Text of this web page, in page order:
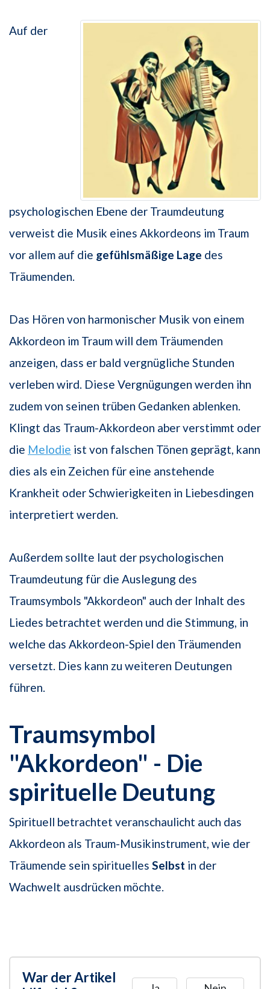
Auf der
psychologischen Ebene der Traumdeutung
verweist die Musik eines Akkordeons im Traum
vor allem auf die gefühlsmäßige Lage des
Träumenden.
Das Hören von harmonischer Musik von einem
Akkordeon im Traum will dem Träumenden
anzeigen, dass er bald vergnügliche Stunden
verleben wird. Diese Vergnügungen werden ihn
zudem von seinen trüben Gedanken ablenken.
Klingt das Traum-Akkordeon aber verstimmt oder
die Melodie ist von falschen Tönen geprägt, kann
dies als ein Zeichen für eine anstehende
Krankheit oder Schwierigkeiten in Liebesdingen
interpretiert werden.
Außerdem sollte laut der psychologischen
Traumdeutung für die Auslegung des
Traumsymbols "Akkordeon" auch der Inhalt des
Liedes betrachtet werden und die Stimmung, in
welche das Akkordeon-Spiel den Träumenden
versetzt. Dies kann zu weiteren Deutungen
führen.
Traumsymbol
"Akkordeon" - Die
spirituelle Deutung
Spirituell betrachtet veranschaulicht auch das
Akkordeon als Traum-Musikinstrument, wie der
Träumende sein spirituelles Selbst in der
Wachwelt ausdrücken möchte.
War der Artikel